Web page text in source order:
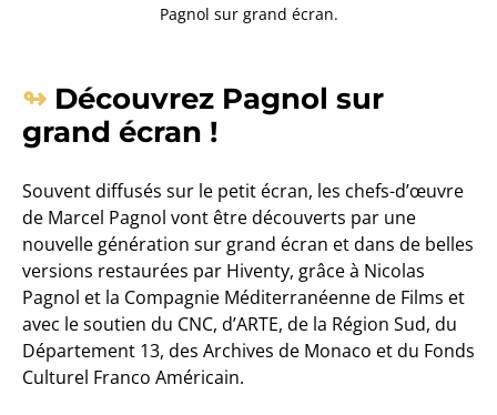
Pagnol sur grand écran.
Découvrez Pagnol sur
grand écran !
Souvent diffusés sur le petit écran, les chefs-d’œuvre
de Marcel Pagnol vont être découverts par une
nouvelle génération sur grand écran et dans de belles
versions restaurées par Hiventy, grâce à Nicolas
Pagnol et la Compagnie Méditerranéenne de Films et
avec le soutien du CNC, d’ARTE, de la Région Sud, du
Département 13, des Archives de Monaco et du Fonds
Culturel Franco Américain.